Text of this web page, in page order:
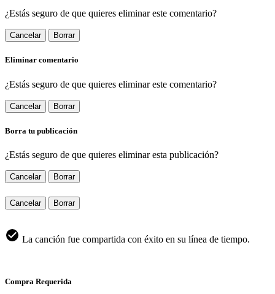
¿Estás seguro de que quieres eliminar este comentario?
Cancelar Borrar
Eliminar comentario
¿Estás seguro de que quieres eliminar este comentario?
Cancelar Borrar
Borra tu publicación
¿Estás seguro de que quieres eliminar esta publicación?
Cancelar Borrar
Cancelar Borrar
La canción fue compartida con éxito en su línea de tiempo.
Compra Requerida